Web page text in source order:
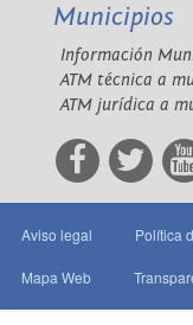
Municipios
Información
ATM técnica a
ATM jurídica a
Aviso legal Política
Mapa Web